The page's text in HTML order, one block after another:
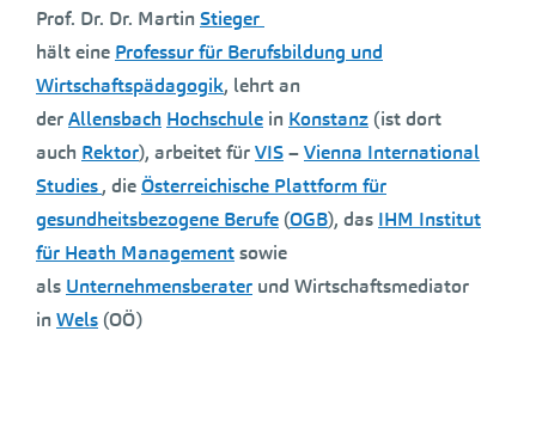
Prof. Dr. Dr. Martin Stieger
hält eine Professur für Berufsbildung und
Wirtschaftspädagogik, lehrt an
derAllensbach Hochschule in Konstanz (ist dort
auch Rektor), arbeitet fürVIS–Vienna International
Studies, dieÖsterreichische Plattform für
gesundheitsbezogene Berufe (OGB), das IHM Institut
für Heath Managementsowie
als Unternehmensberater und Wirtschaftsmediator
in Wels (OÖ)